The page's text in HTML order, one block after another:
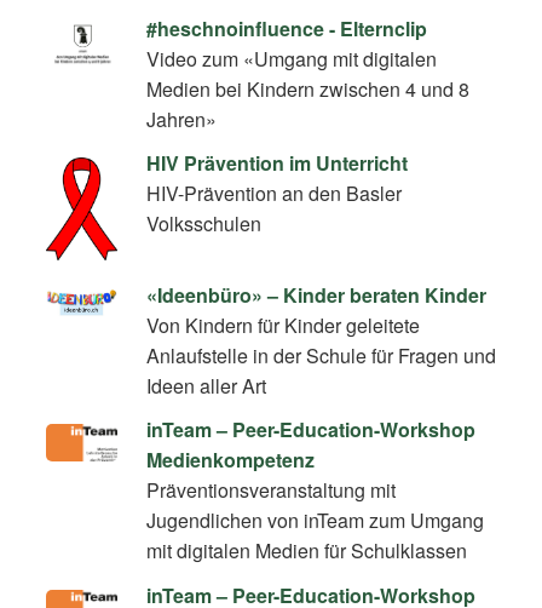
#heschnoinfluence - Elternclip
Video zum «Umgang mit digitalen
Medien bei Kindern zwischen 4 und 8
Jahren»
HIV Prävention im Unterricht
HIV-Prävention an den Basler
Volksschulen
«Ideenbüro» – Kinder beraten Kinder
Von Kindern für Kinder geleitete
Anlaufstelle in der Schule für Fragen und
Ideen aller Art
inTeam – Peer-Education-Workshop
Medienkompetenz
Präventionsveranstaltung mit
Jugendlichen von inTeam zum Umgang
mit digitalen Medien für Schulklassen
inTeam – Peer-Education-Workshop